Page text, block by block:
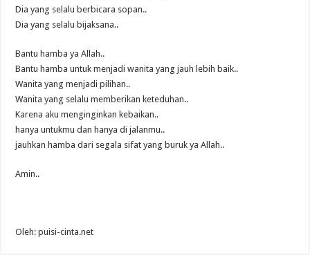
Dia yang selalu berbicara sopan..
Dia yang selalu bijaksana..
Bantu hamba ya Allah..
Bantu hamba untuk menjadi wanita yang jauh lebih baik..
Wanita yang menjadi pilihan..
Wanita yang selalu memberikan keteduhan..
Karena aku menginginkan kebaikan..
hanya untukmu dan hanya di jalanmu..
jauhkan hamba dari segala sifat yang buruk ya Allah..
Amin..
Oleh: puisi-cinta.net